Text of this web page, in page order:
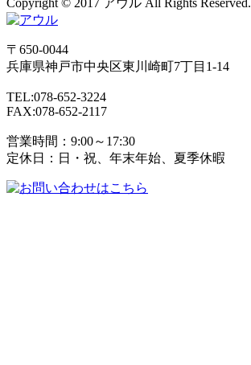
〒650-0044
兵庫県神戸市中央区東川崎町7丁目1-14
TEL:078-652-3224
FAX:078-652-2117
営業時間：9:00～17:30
定休日：日・祝、年末年始、夏季休暇